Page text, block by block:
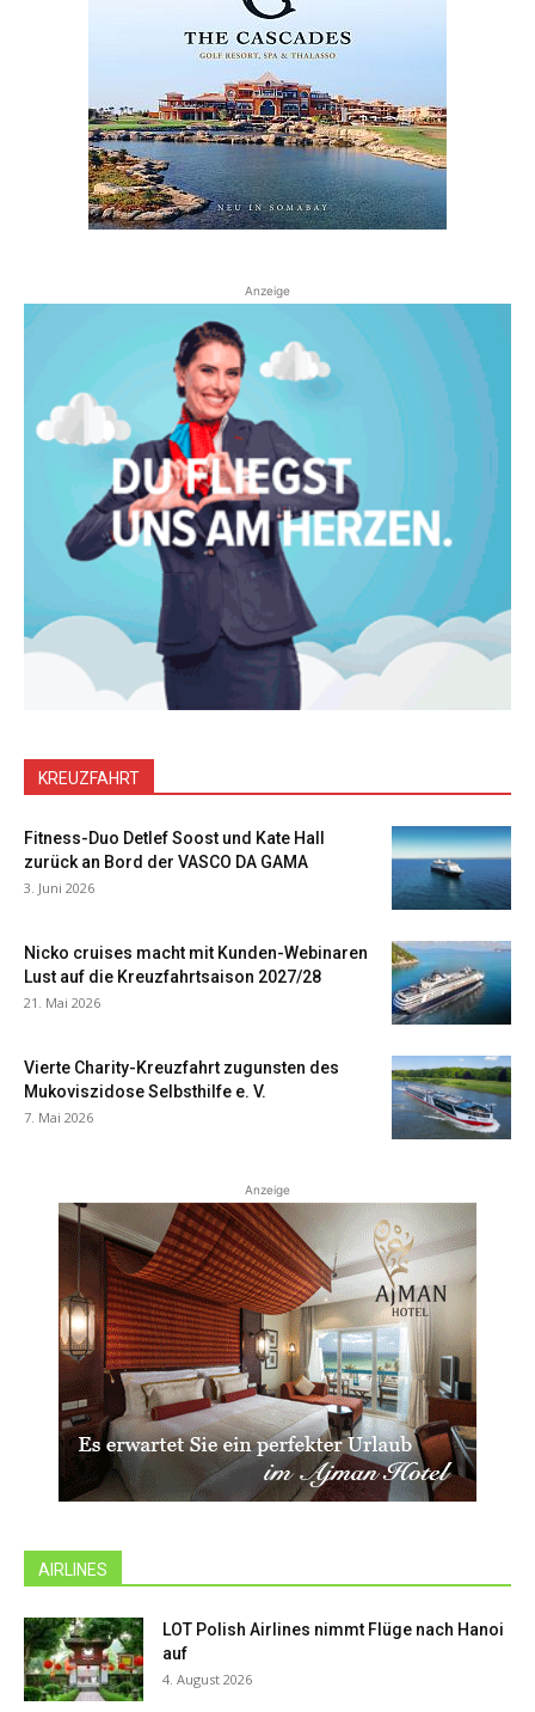
Anzeige
KREUZFAHRT
Fitness-Duo Detlef Soost und Kate Hall
zurück an Bord der VASCO DA GAMA
3. Juni 2026
Nicko cruises macht mit Kunden-Webinaren
Lust auf die Kreuzfahrtsaison 2027/28
21. Mai 2026
Vierte Charity-Kreuzfahrt zugunsten des
Mukoviszidose Selbsthilfe e. V.
7. Mai 2026
Anzeige
AIRLINES
LOT Polish Airlines nimmt Flüge nach Hanoi
auf
4. August 2026